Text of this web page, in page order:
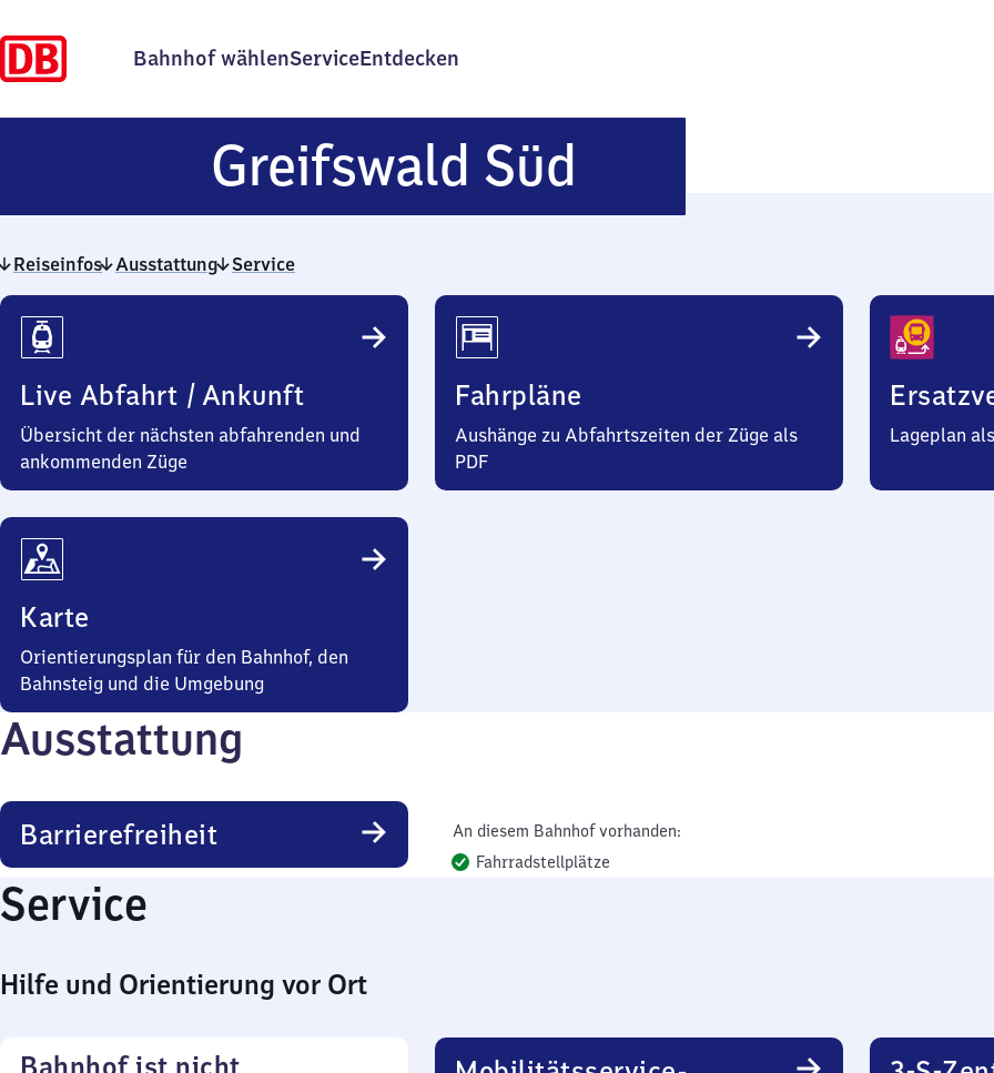
Bahnhof wählenServiceEntdecken
Greifswald Süd
Süd
Reiseinfos Ausstattung Service
Reiseinfos
Live Abfahrt / Ankunft
Übersicht der nächsten abfahrenden und
ankommenden Züge
Fahrpläne
Aushänge zu Abfahrtszeiten der Züge als
PDF
Lageplan
Karte
Orientierungsplan für den Bahnhof, den
Bahnsteig und die Umgebung
Ausstattung
Barrierefreiheit
An diesem Bahnhof vorhanden:
Fahrradstellplätze
Service
Hilfe und Orientierung vor Ort